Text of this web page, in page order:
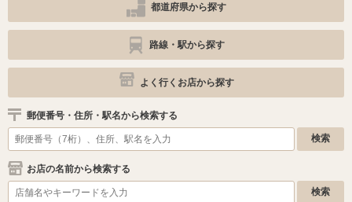
都道府県から探す
路線・駅から探す
よく行くお店から探す
郵便番号・住所・駅名から検索する
お店の名前から検索する